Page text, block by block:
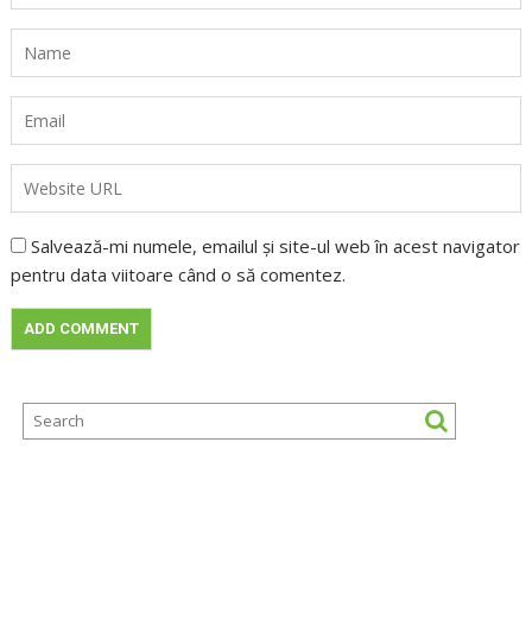
Salvează-mi numele, emailul și site-ul web în acest navigator
pentru data viitoare când o să comentez.